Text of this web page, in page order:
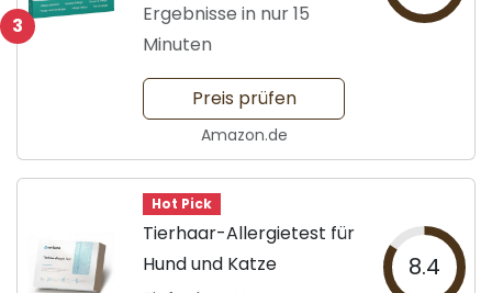
3
Ergebnisse in nur 15
Minuten
Preis prüfen
Amazon.de
Hot Pick
Tierhaar-Allergietest für
Hund und Katze
8.4